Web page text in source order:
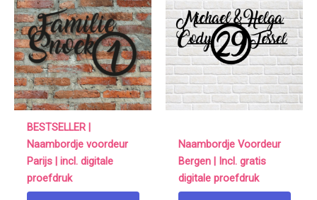
BESTSELLER |
Naambordje voordeur
Parijs | incl. digitale
proefdruk
Naambordje Voordeur
Bergen | Incl. gratis
digitale proefdruk